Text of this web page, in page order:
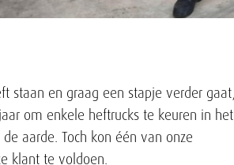
staan en graag een stapje verder gaat,
om enkele heftrucks te keuren in het
aarde. Toch kon één van onze
klant te voldoen.